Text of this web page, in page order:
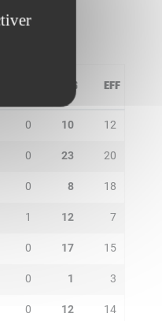
PTS EFF
0 10 12
0 23 20
0 8 18
1 12 7
0 17 15
0 1 3
0 12 14